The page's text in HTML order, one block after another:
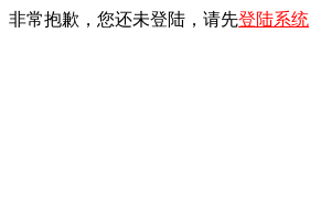
非常抱歉，您还未登陆，请先登陆系统